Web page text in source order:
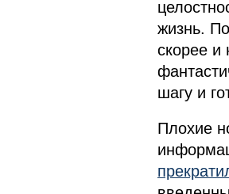
жизнь.
скорее и
шагу и
Плохие